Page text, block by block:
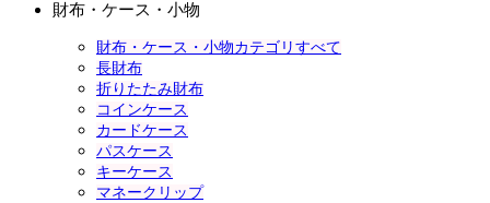
財布・ケース・小物
財布・ケース・小物カテゴリすべて
長財布
折りたたみ財布
コインケース
カードケース
パスケース
キーケース
マネークリップ